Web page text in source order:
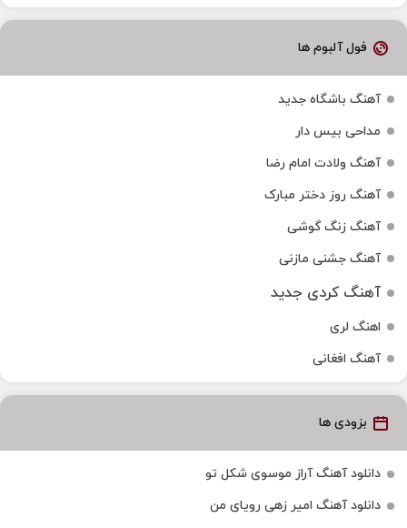
فول آلبوم ها
آهنگ باشگاه جدید
مداحی بیس دار
آهنگ ولادت امام رضا
آهنگ روز دختر مبارک
آهنگ زنگ گوشی
آهنگ جشنی مازنی
آهنگ کردی جدید
اهنگ لری
آهنگ افغانی
بزودی ها
دانلود آهنگ آراز موسوی شکل تو
دانلود آهنگ امیر زهی رویای من